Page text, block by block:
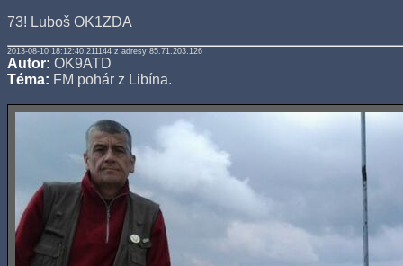
73! Luboš OK1ZDA
2013-08-10 18:12:40.211144 z adresy 85.71.203.126
Autor: OK9ATD
Téma: FM pohár z Libína.